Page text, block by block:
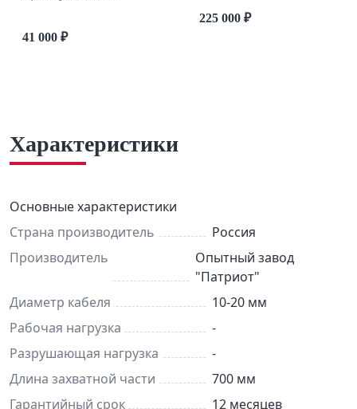
41 000 ₽
225 000 ₽
Характеристики
Основные характеристики
Страна производитель
Россия
Производитель
Опытный завод
"Патриот"
Диаметр кабеля
10-20 мм
Рабочая нагрузка
-
Разрушающая нагрузка
-
Длина захватной части
700 мм
Гарантийный срок
12 месяцев